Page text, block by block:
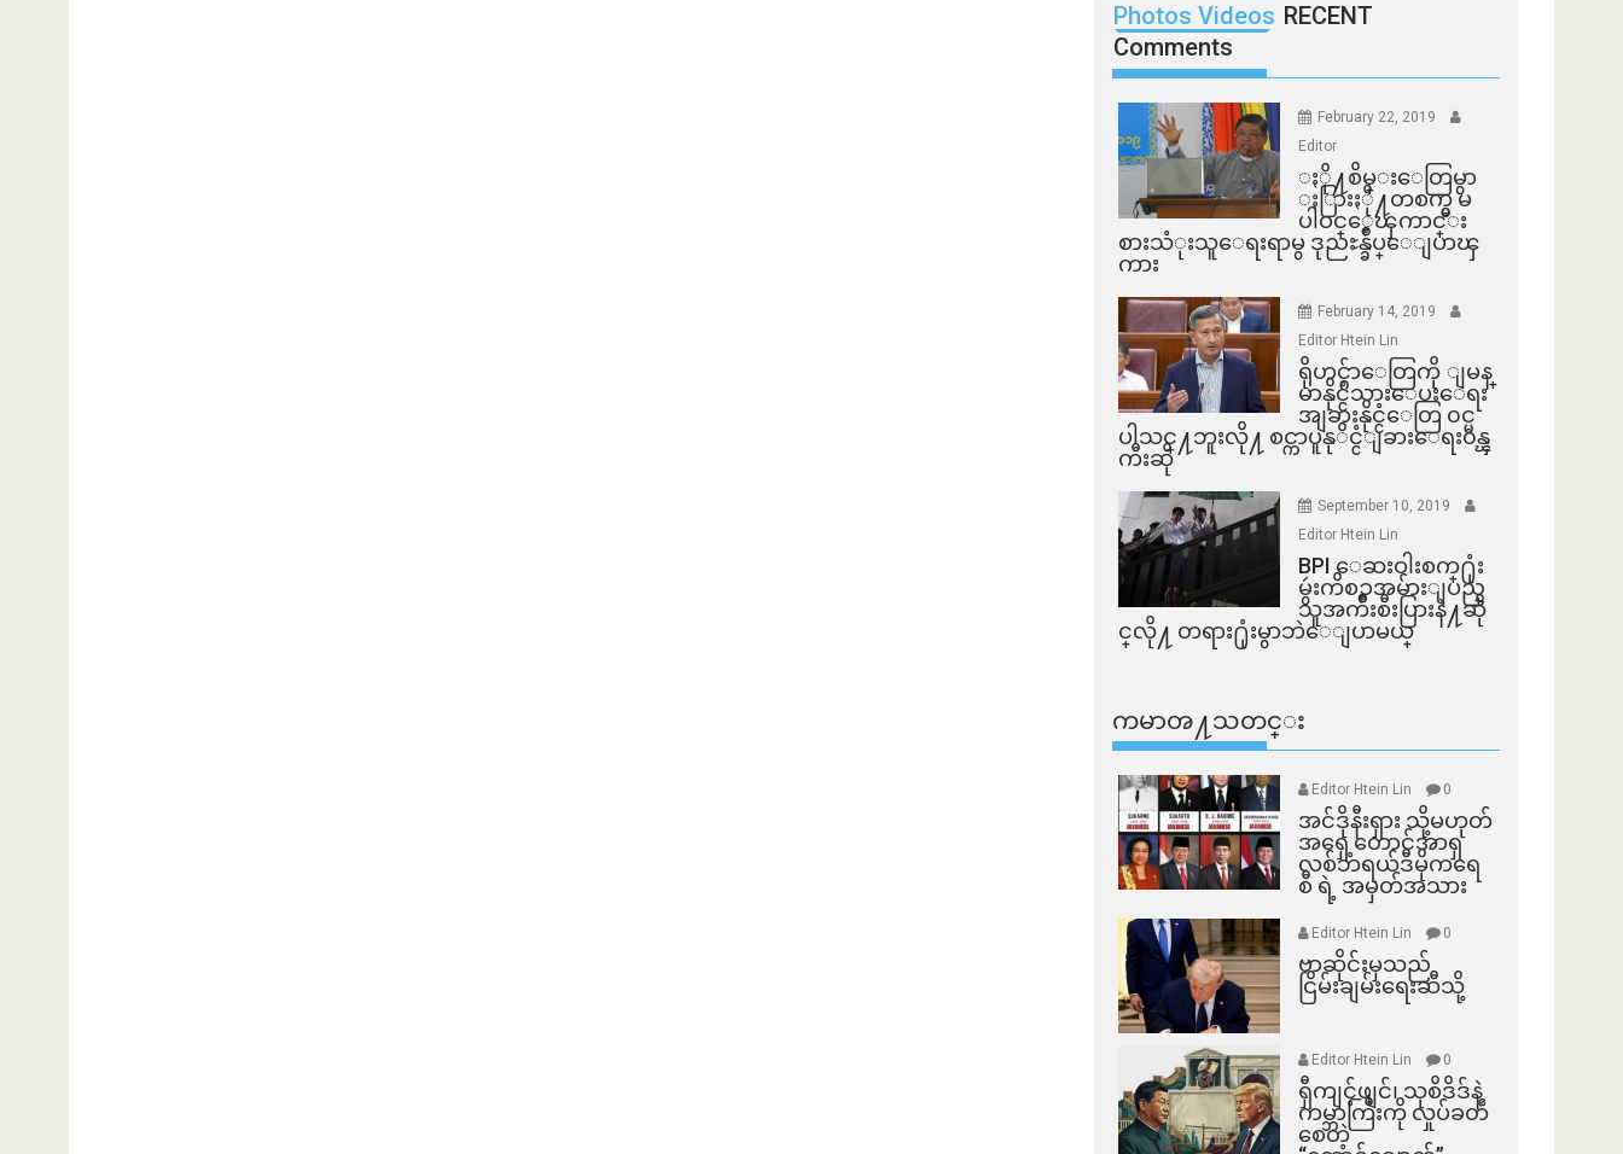
Photos Videos RECENT
Comments
February 22, 2019
Editor
ႏို႔စိမ္းေတြမွာ
ႏြားႏို႔တစက္မွ မ
ပါဝင္ေၾကာင္း
စားသံုးသူေရးရာမွ ဒုညႊန္ခ်ဳပ္ေျပာၾ
ကား
February 14, 2019
Editor Htein Lin
ရိုဟင္ဂ်ာေတြကို ျမန္
မာနိုင္ငံသားေပးေရး
အျခားနိုင္ငံေတြ ၀င္မ
ပါသင္႔ဘူးလို႔ စင္ကာပူနုိင္ငံျခားေရး၀န္ၾ
ကီးဆို
September 10, 2019
Editor Htein Lin
BPI ​ေဆးဝါးစက္​႐ုံး
မွဴးကိစၥအမ်ားျပည္​
သူအက်ိဳးစီးပြားနဲ႔ဆို
င္​လို႔ တရား႐ုံးမွာဘဲေျပာမယ္​
ကမာၻ႔သတင္း
Editor Htein Lin 0
အင်ဒိုနီးရှား သို့မဟုတ်
အရှေ့တောင်အာရှ
လစ်ဘရယ်ဒီမိုကရေ
စီ ရဲ့ အမှတ်အသား
Editor Htein Lin 0
ဗာဆိုင်းမှသည်
ငြိမ်းချမ်းရေးဆီသို့
Editor Htein Lin 0
ရှီကျင့်ဖျင်၊ သုစိဒိဒ်နဲ့
ကမ္ဘာကြီးကို လှုပ်ခတ်
စေတဲ့